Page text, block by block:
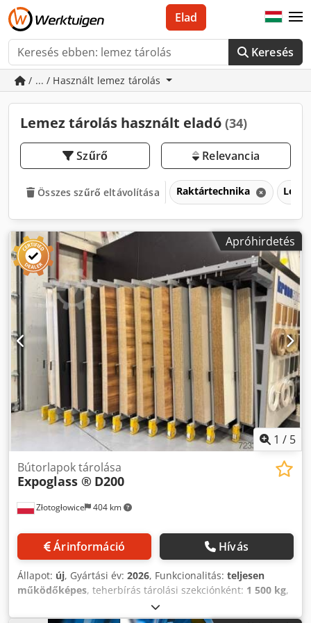
Keresés
Elad
/ ... / Használt lemez tárolás
Lemez tárolás használt eladó (34)
Szűrő Relevancia
Összes szűrő eltávolítása Raktártechnika
Apróhirdetés
1 / 5
Złotogłowice 404 km
Bútorlapok tárolása
Expoglass ® D200
Árinformáció Hívás
Állapot: új, Gyártási év: 2026, Funkcionalitás: teljesen
működőképes, teherbírás tárolási szekciónként: 1 500 kg,
12 hónapok
Felszereltség:dokumentáció / kézikönyv, EXPOGLASS®